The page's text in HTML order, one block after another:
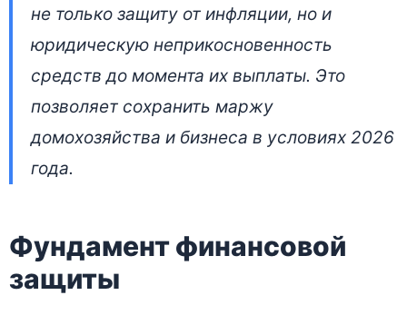
не только защиту от инфляции, но и
юридическую неприкосновенность
средств до момента их выплаты. Это
позволяет сохранить маржу
домохозяйства и бизнеса в условиях 2026
года.
Фундамент финансовой
защиты